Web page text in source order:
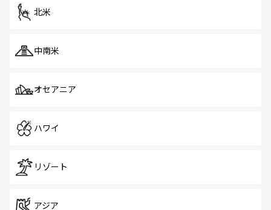
北米
中南米
オセアニア
ハワイ
リゾート
アジア